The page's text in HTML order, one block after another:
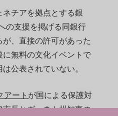
チアを拠点とする銀
の支援を掲げる同銀行
、直接の許可があった
無料の文化イベントで
公表されていない。
アート が国による保護対
長とヴェネト州知事の